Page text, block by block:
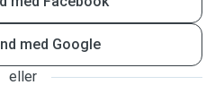
med Google
eller